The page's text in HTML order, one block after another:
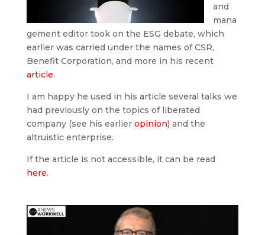
and
mana
gement editor took on the ESG debate, which
earlier was carried under the names of CSR,
Benefit Corporation, and more in his recent
article.
I am happy he used in his article several talks we
had previously on the topics of liberated
company (see his earlier opinion) and the
altruistic enterprise.
If the article is not accessible, it can be read
here.